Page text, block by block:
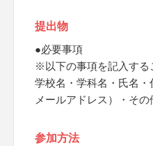
提出物
●必要事項
※以下の事項を記入する
学校名・学科名・氏名・
メールアドレス）・そ
参加方法